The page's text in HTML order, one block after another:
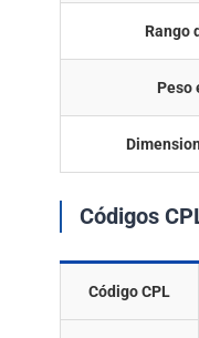
Rango
Peso
Códigos
Código CPL